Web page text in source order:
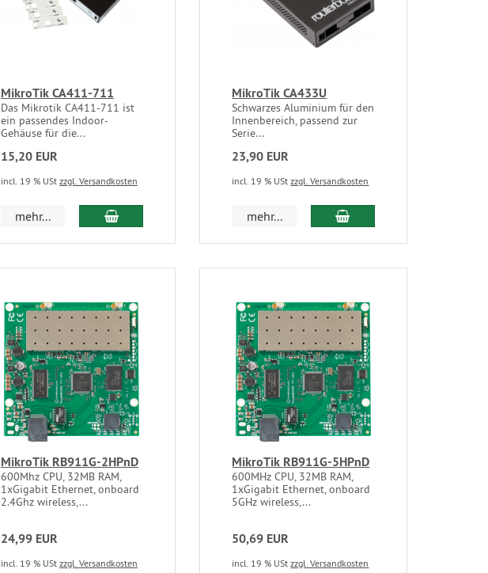
MikroTik CA411-711
Das Mikrotik CA411-711 ist
ein passendes Indoor-
Gehäuse für die...
15,20 EUR
incl. 19 % USt zzgl. Versandkosten
mehr...
MikroTik CA433U
Schwarzes Aluminium für den
Innenbereich, passend zur
Serie...
23,90 EUR
incl. 19 % UStzzgl. Versandkosten
mehr...
MikroTik RB911G-2HPnD
600Mhz CPU, 32MB RAM,
1xGigabit Ethernet, onboard
2.4Ghz wireless,...
24,99 EUR
incl. 19 % USt zzgl. Versandkosten
MikroTik RB911G-5HPnD
600MHz CPU, 32MB RAM,
1xGigabit Ethernet, onboard
5GHz wireless,...
50,69 EUR
incl. 19 % UStzzgl. Versandkosten